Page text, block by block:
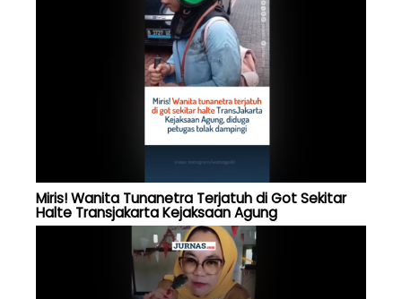
Miris! Wanita Tunanetra Terjatuh di Got Sekitar
Halte Transjakarta Kejaksaan Agung